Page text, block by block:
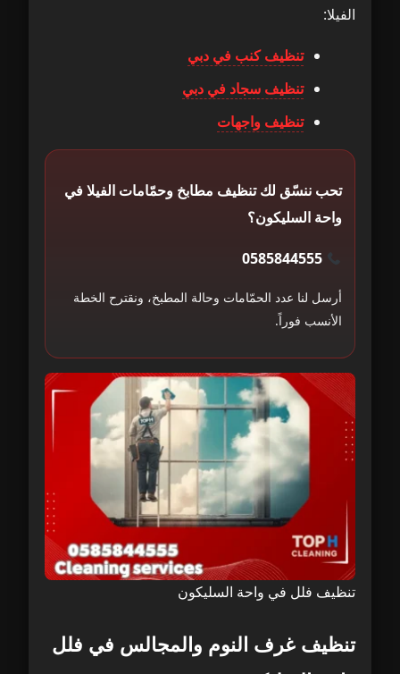
الفيلا:
تنظيف كنب في دبي
تنظيف سجاد في دبي
تنظيف واجهات
تحب ننسّق لك تنظيف مطابخ وحمّامات الفيلا في
واحة السليكون؟
0585844555
أرسل لنا عدد الحمّامات وحالة المطبخ، ونقترح الخطة
الأنسب فوراً.
تنظيف فلل في واحة السليكون
تنظيف غرف النوم والمجالس في فلل